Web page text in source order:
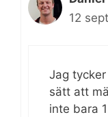
12
Jag
sätt att
inte bara